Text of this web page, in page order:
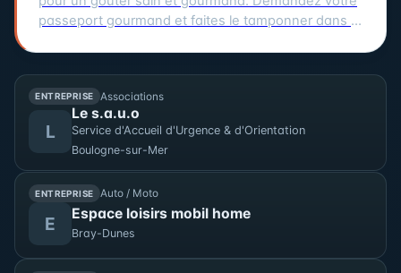
passeport gourmand et faites le tamponner dans 3
Place et Maison Thomas, toutes situées à Audruicq.
Vous pouvez également visiter Boulangerie Thédrel
à Oye-Plage et Fournil des Deux Églises à Vieille-
Église. Tentez de remporter notre grand jeu
concours en collectant suffisamment de tampons.
La date de cet événement est le 20/07/2026.
ENTREPRISE Associations
L
Le s.a.u.o
Service d'Accueil d'Urgence & d'Orientation
Boulogne-sur-Mer
ENTREPRISE Auto / Moto
E Espace loisirs mobil home
Bray-Dunes